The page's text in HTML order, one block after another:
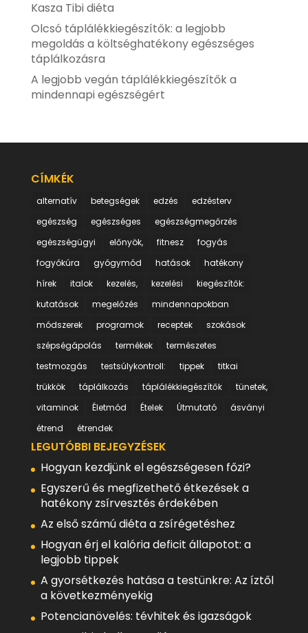
Kasza Tibi diéta
Olcsó táplálékkiegészítők: a legjobb
megoldás a költséghatékony egészséges
táplálkozásra
A legjobb vegán táplálékkiegészítők a
mindennapi egészségért
CÍMKÉK
alternatív betegségek edzés
edzésterv
egészség
egészséges
egészségmegőrzés
egészségügyi
előnyök, fitnesz
fogyás
fogyókúra
gyógymód hatások
hatékony
hírek
italok kezelés, kezelési
kiegészítők:
kutatások
megelőzés
mindennapokban
módszerek
programok receptek
szokások
szépségápolás
termékek
természetes
testmozgás
testsúlykontroll: tippek
titkai
trükkök
táplálkozás táplálékkiegészítők
tünetek,
vitaminok
Életmód Ételek Útmutató
ásványi
étrend
étrendek
LEGUTÓBBI BEJEGYZÉSEK
Hogyan kezdjünk el egészségesen főzi?
Egyszerű és megfizethető étkezések a
hatékony zsírvesztés érdekében
Az első számú diéta a zsírégetéshez
Hogyan érj el kalória deficit állapotot: a
legjobb tippek
A gyorsétkezés hatása a testünkre: Az íztől
a következményekig
Potencianövelés: tévhitek és igazságok